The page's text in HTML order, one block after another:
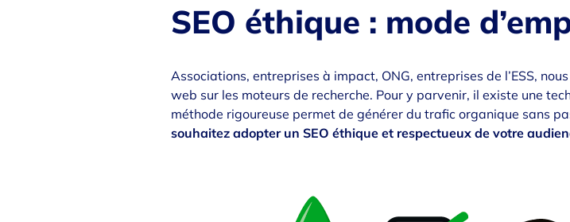
SEO éthique : mode
Associations, entreprises à impact, ONG, entreprises de l’ESS,
web sur les moteurs de recherche. Pour y parvenir, il existe une
méthode rigoureuse permet de générer du trafic organique sans
souhaitez adopter un SEO éthique et respectueux de votre